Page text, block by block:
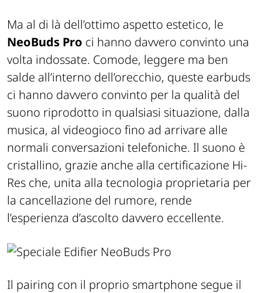
Ma al di là dell’ottimo aspetto estetico, le
NeoBuds Pro ci hanno davvero convinto una
volta indossate. Comode, leggere ma ben
salde all’interno dell’orecchio, queste earbuds
ci hanno davvero convinto per la qualità del
suono riprodotto in qualsiasi situazione, dalla
musica, al videogioco fino ad arrivare alle
normali conversazioni telefoniche. Il suono è
cristallino, grazie anche alla certificazione Hi-
Res che, unita alla tecnologia proprietaria per
la cancellazione del rumore, rende
l’esperienza d’ascolto davvero eccellente.
Il pairing con il proprio smartphone segue il